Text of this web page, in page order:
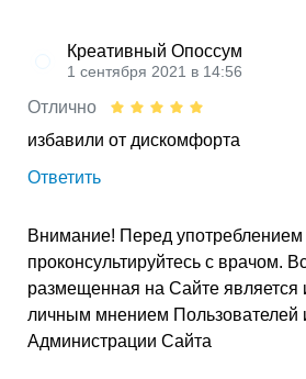
Креативный Опоссум
1 сентября 2021 в 14:56
Отлично
избавили от дискомфорта
Ответить
Внимание! Перед употреблением
проконсультируйтесь с врачом.
размещенная на Сайте является
личным мнением Пользователей
Администрации Сайта